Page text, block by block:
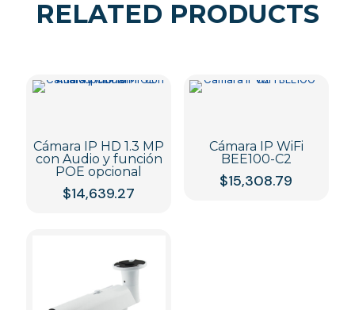
RELATED PRODUCTS
Cámara IP HD 1.3 MP
con Audio y función
POE opcional
$14,639.27
Cámara IP WiFi
BEE100-C2
$15,308.79